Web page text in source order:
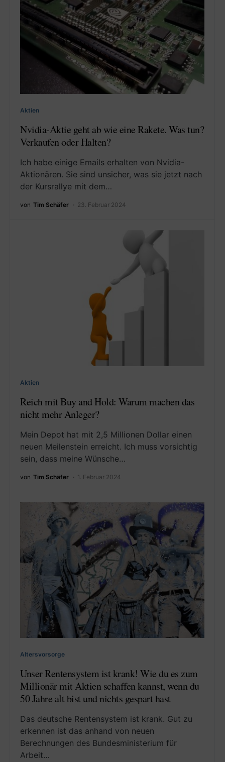
Aktien
Nvidia-Aktie geht ab wie eine Rakete. Was tun?
Verkaufen oder Halten?
Ich habe einige Emails erhalten von Nvidia-
Aktionären. Sie sind unsicher, was sie jetzt nach
der Kursrallye mit dem…
von Tim Schäfer 23. Februar 2024
Aktien
Reich mit Buy and Hold: Warum machen das
nicht mehr Anleger?
Mein Depot hat mit 2,5 Millionen Dollar einen
neuen Meilenstein erreicht. Ich muss vorsichtig
sein, dass meine Wünsche…
von Tim Schäfer 1. Februar 2024
Altersvorsorge
Unser Rentensystem ist krank! Wie du es zum
Millionär mit Aktien schaffen kannst, wenn du
50 Jahre alt bist und nichts gespart hast
Das deutsche Rentensystem ist krank. Gut zu
erkennen ist das anhand von neuen
Berechnungen des Bundesministerium für
Arbeit…